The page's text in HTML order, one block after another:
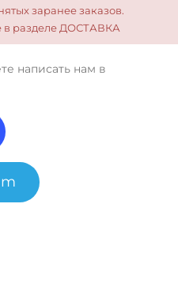
заранее заказов.
в разделе ДОСТАВКА
написать нам в